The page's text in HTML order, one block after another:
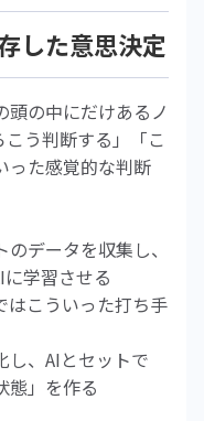
した意思決定
頭の中にだけあるノ
う判断する」「こ
った感覚的な判断
データを収集し、
学習させる
はこういった打ち手
し、AIとセットで
態」を作る